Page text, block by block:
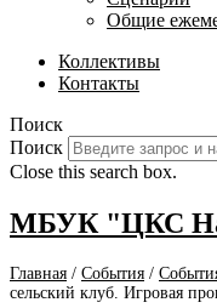
Общие
Коллективы
Контакты
Поиск
Поиск
Close this search box.
МБУК "ЦКС
Главная / События /
сельский клуб. Игровая